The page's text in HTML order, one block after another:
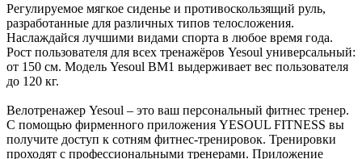
Регулируемое мягкое сиденье и противоскользящий руль,
разработанные для различных типов телосложения.
Наслаждайся лучшими видами спорта в любое время года.
Рост пользователя для всех тренажёров Yesoul универсальный:
от 150 см. Модель Yesoul BM1 выдерживает вес пользователя
до 120 кг.
Велотренажер Yesoul – это ваш персональный фитнес тренер.
С помощью фирменного приложения YESOUL FITNESS вы
получите доступ к сотням фитнес-тренировок. Тренировки
проходят с профессиональными тренерами. Приложение